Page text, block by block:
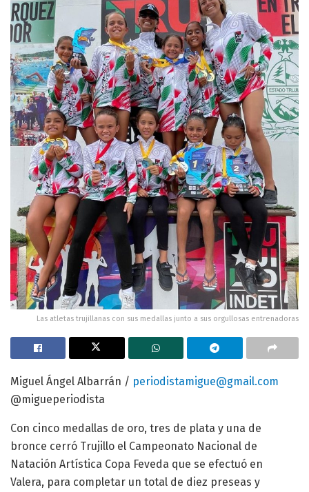
Las atletas trujillanas con sus medallas junto a sus orgullosas entrenadoras
Miguel Ángel Albarrán / periodistamigue@gmail.com
@migueperiodista
Con cinco medallas de oro, tres de plata y una de
bronce cerró Trujillo el Campeonato Nacional de
Natación Artística Copa Feveda que se efectuó en
Valera, para completar un total de diez preseas y